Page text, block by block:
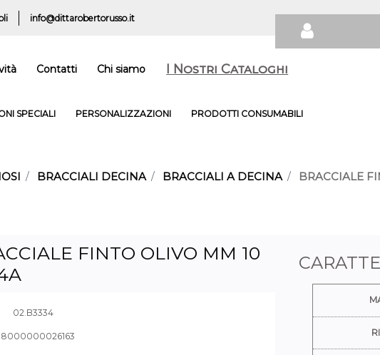
info@dittarobertorusso.it
Contatti Chi siamo I Nostri Cataloghi
SPECIALI PERSONALIZZAZIONI PRODOTTI CONSUMABILI
BRACCIALI DECINA BRACCIALI A DECINA BRACCIALE
FINTO OLIVO MM 10
02.B3334
8000000026163